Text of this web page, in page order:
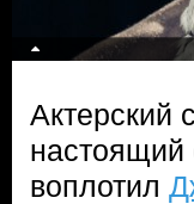
Актерский
настоящий
воплотил